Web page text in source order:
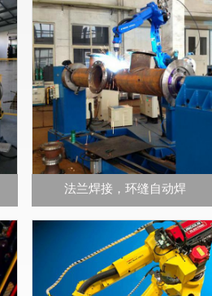
法兰焊接，环缝自动焊